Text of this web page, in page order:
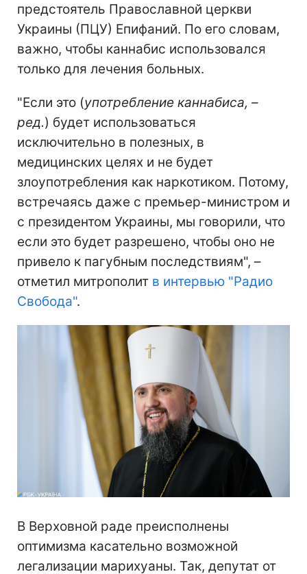
предстоятель Православной церкви
Украины (ПЦУ) Епифаний. По его словам,
важно, чтобы каннабис использовался
только для лечения больных.
"Если это (употребление каннабиса, –
ред.) будет использоваться
исключительно в полезных, в
медицинских целях и не будет
злоупотребления как наркотиком. Потому,
встречаясь даже с премьер-министром и
с президентом Украины, мы говорили, что
если это будет разрешено, чтобы оно не
привело к пагубным последствиям", –
отметил митрополит в интервью "Радио
Свобода".
В Верховной раде преисполнены
оптимизма касательно возможной
легализации марихуаны. Так, депутат от